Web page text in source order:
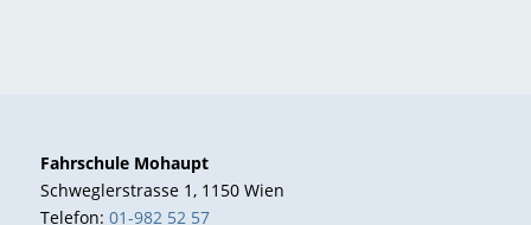
Fahrschule Mohaupt
Schweglerstrasse 1, 1150 Wien
Telefon: 01-982 52 57